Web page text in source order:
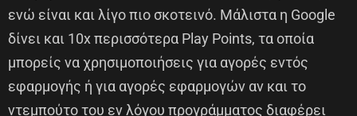
ενώ είναι και λίγο πιο σκοτεινό. Μάλιστα η Google
δίνει και 10x περισσότερα Play Points, τα οποία
μπορείς να χρησιμοποιήσεις για αγορές εντός
εφαρμογής ή για αγορές εφαρμογών αν και το
ντεμπούτο του εν λόγου προγράμματος διαφέρει